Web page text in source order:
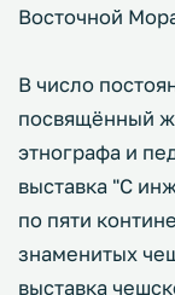
Восточной
В число
посвящённый
этнографа и
выставка "С
по пяти
знаменитых
выставка